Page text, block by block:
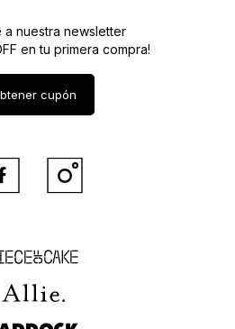
Piece of Cake
Allie
Paddock
a nuestra newsletter
en tu primera compra!
cupón
